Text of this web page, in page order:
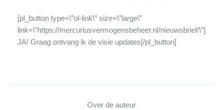
[pl_button type=\”ol-link\” size=\”large\”
link=\”https://mercuriusvermogensbeheer.nl/nieuwsbrief/\”]
JA! Graag ontvang ik de visie updates[/pl_button]
Over de auteur